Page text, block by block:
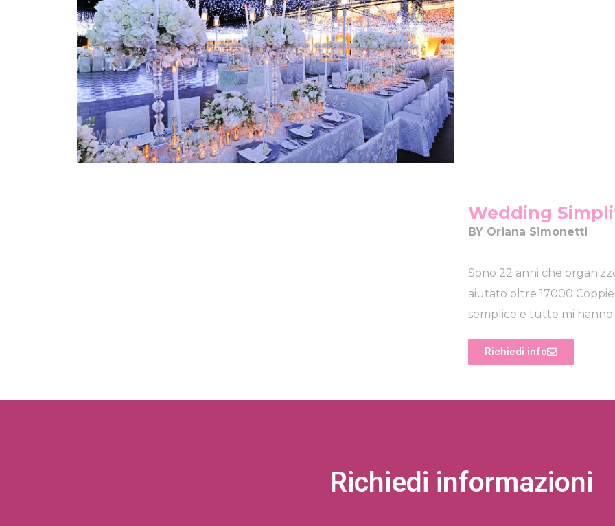
Wedding
BY Oriana Simonetti
Sono 22 anni che
aiutato oltre 17000
semplice e tutte mi hanno
Richiedi info
Richiedi informazioni